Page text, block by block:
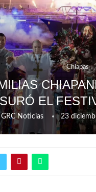
Chiapas
EL
Noticias 23